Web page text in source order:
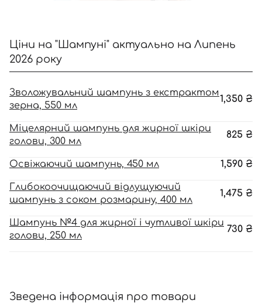
Ціни на "Шампуні" актуально на Липень
2026 року
Зволожувальний шампунь з екстрактом
зерна, 550 мл
1,350 ₴
Міцелярний шампунь для жирної шкіри
голови, 300 мл
825 ₴
Освіжаючий шампунь, 450 мл 1,590 ₴
Глибокоочищаючий відлущуючий
шампунь з соком розмарину, 400 мл
1,475 ₴
Шампунь №4 для жирної і чутливої шкіри
голови, 250 мл
730 ₴
Зведена інформація про товари